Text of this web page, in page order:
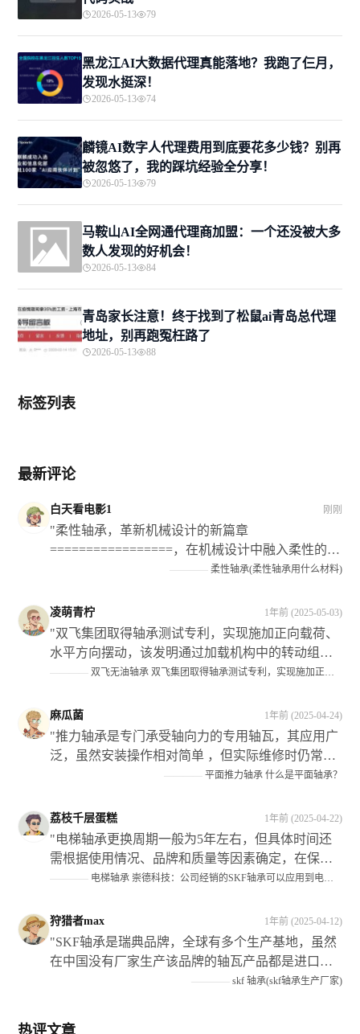
2026-05-13 79
黑龙江AI大数据代理真能落地？我跑了仨月，
发现水挺深！
2026-05-13 74
麟镜AI数字人代理费用到底要花多少钱？别再
被忽悠了，我的踩坑经验全分享！
2026-05-13 79
马鞍山AI全网通代理商加盟：一个还没被大多
数人发现的好机会！
2026-05-13 84
青岛家长注意！终于找到了松鼠ai青岛总代理
地址，别再跑冤枉路了
2026-05-13 88
标签列表
最新评论
白天看电影1 刚刚
"柔性轴承，革新机械设计的新篇章
=================，在机械设计中融入柔性的理
念和技术手段已经成为当前的发展趋势之一；而在
愈发重要的角色。**它们不仅为机械设备提供了灵
活的转动和支撑作用**，还显著提升了设备的运行
效率和可靠性以及使用寿命等性能指标此外也为企
业带来了可观的经济效益和社会效益"
————柔性轴承(柔性轴承用什么材料)
凌萌青柠 1年前 (2025-05-03)
"双飞集团取得轴承测试专利，实现施加正向载荷、
水平方向摆动，该发明通过加载机构中的转动组件
调节了升降油缸在试验组上的位置关系；当对实验
上适当的位置处从而避免死而影响侧姘的作用效果"
———— 双飞无油轴承 双飞集团取得轴承测试专利，实现施加正向载荷，水平方向摆动，满足工况需求
麻瓜菌 1年前 (2025-04-24)
"推力轴承是专门承受轴向力的专用轴瓦，其应用广
泛，虽然安装操作相对简单 ，但实际维修时仍常有
错误发生 ，在装配过程中需要注意以下几点：首先
型号和规格 ；最后确保正确区分紧环与松圈的安装
位置 此外还需注意保持架组件的选择以及滚动体的
材质等因素对整体性能的影响"
————平面推力轴承 什么是平面轴承？
荔枝千层蛋糕 1年前 (2025-04-22)
"电梯轴承更换周期一般为5年左右，但具体时间还
需根据使用情况、品牌和质量等因素确定，在保养
和维修过程中应注意检查曳引轮等关键部件的磨损
———— 电梯轴承 崇德科技：公司经销的SKF轴承可以应用到电梯设备中
狩猎者max 1年前 (2025-04-12)
"SKF轴承是瑞典品牌，全球有多个生产基地，虽然
在中国没有厂家生产该品牌的轴瓦产品都是进口的
但需要注意仿造品较多需要谨慎选择购买渠道以确
————skf 轴承(skf轴承生产厂家)